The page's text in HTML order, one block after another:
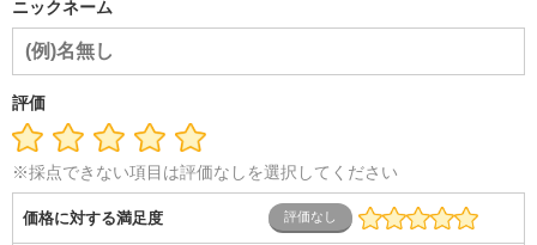
ニックネーム
評価
※採点できない項目は評価なしを選択してください
価格に対する満足度